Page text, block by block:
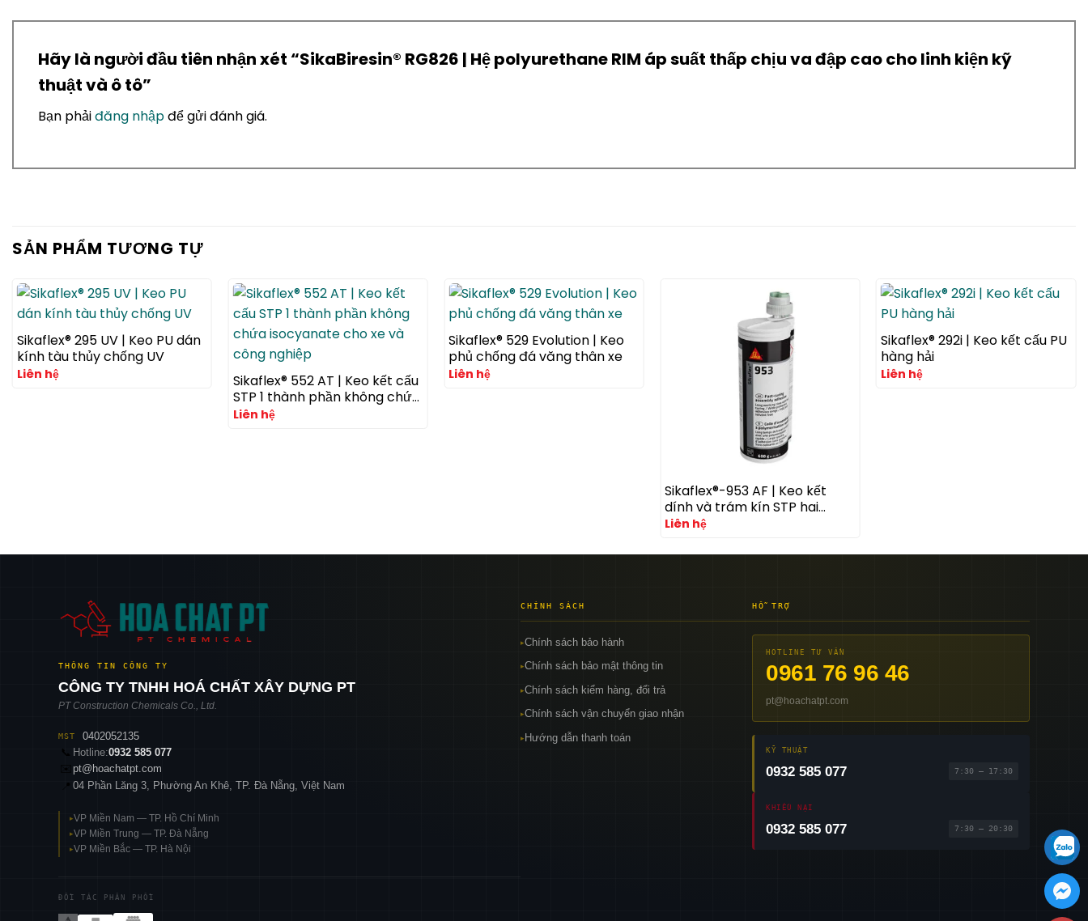
Hãy là người đầu tiên nhận xét “SikaBiresin® RG826 | Hệ polyurethane RIM áp suất thấp chịu va đập cao cho linh kiện kỹ
thuật và ô tô”
Bạn phảiđăng nhậpđể gửi đánh giá.
SẢN PHẨM TƯƠNG TỰ
Sikaflex® 295 UV | Keo PU dán
kính tàu thủy chống UV
Liên hệ
Sikaflex® 552 AT | Keo kết cấu
STP 1 thành phần không chứa
isocyanate cho xe và công
Liên hệ
Sikaflex® 529 Evolution | Keo
phủ chống đá văng thân xe
Liên hệ
Sikaflex®-953 AF | Keo kết
dính và trám kín STP hai
thành phần kháng nấm khuẩn
Liên hệ
Sikaflex® 292i | Keo kết cấu PU
hàng hải
Liên hệ
THÔNG TIN CÔNG TY
CÔNG TY TNHH HOÁ CHẤT XÂY DỰNG PT
PT Construction Chemicals Co., Ltd.
MST
0402052135
📞 Hotline:0932 585 077
✉️
pt@hoachatpt.com
📍 04 Phần Lăng 3, Phường An Khê, TP. Đà Nẵng, Việt Nam
▸VP Miền Nam — TP. Hồ Chí Minh
▸VP Miền Trung — TP. Đà Nẵng
▸VP Miền Bắc — TP. Hà Nội
ĐỐI TÁC PHÂN PHỐI
CHÍNH SÁCH
▸Chính sách bảo hành
▸Chính sách bảo mật thông tin
▸Chính sách kiểm hàng, đổi trả
▸Chính sách vận chuyển giao nhận
▸ Hướng dẫn thanh toán
HỖ TRỢ
HOTLINE TƯ VẤN
0961 76 96 46
pt@hoachatpt.com
KỸ THUẬT
0932 585 077 7:30 – 17:30
KHIẾU NẠI
0932 585 077 7:30 – 20:30